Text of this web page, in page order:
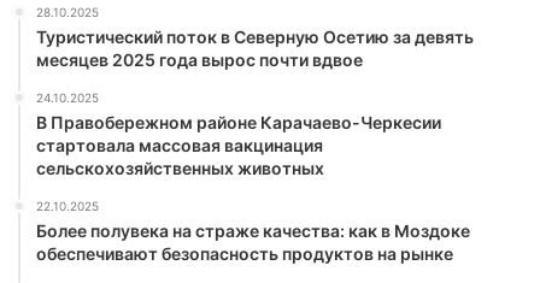
28.10.2025
Туристический поток в Северную Осетию за девять
месяцев 2025 года вырос почти вдвое
24.10.2025
В Правобережном районе Карачаево-Черкесии
стартовала массовая вакцинация
сельскохозяйственных животных
22.10.2025
Более полувека на страже качества: как в Моздоке
обеспечивают безопасность продуктов на рынке